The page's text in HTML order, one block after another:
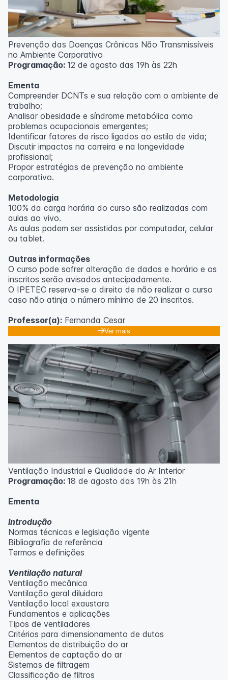
Prevenção das Doenças Crônicas Não Transmissíveis
no Ambiente Corporativo
Programação: 12 de agosto das 19h às 22h
Ementa
Compreender DCNTs e sua relação com o ambiente de
trabalho;
Analisar obesidade e síndrome metabólica como
problemas ocupacionais emergentes;
Identificar fatores de risco ligados ao estilo de vida;
Discutir impactos na carreira e na longevidade
profissional;
Propor estratégias de prevenção no ambiente
corporativo.
Metodologia
100% da carga horária do curso são realizadas com
aulas ao vivo.
As aulas podem ser assistidas por computador, celular
ou tablet.
Outras informações
O curso pode sofrer alteração de dados e horário e os
inscritos serão avisados ​​antecipadamente.
O IPETEC reserva-se o direito de não realizar o curso
caso não atinja o número mínimo de 20 inscritos.
Professor(a): Fernanda Cesar
Ver mais
Ventilação Industrial e Qualidade do Ar Interior
Programação: 18 de agosto das 19h às 21h
Ementa
Introdução
Normas técnicas e legislação vigente
Bibliografia de referência
Termos e definições
Ventilação natural
Ventilação mecânica
Ventilação geral diluidora
Ventilação local exaustora
Fundamentos e aplicações
Tipos de ventiladores
Critérios para dimensionamento de dutos
Elementos de distribuição do ar
Elementos de captação do ar
Sistemas de filtragem
Classificação de filtros